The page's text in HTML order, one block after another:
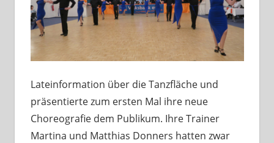
Lateinformation über die Tanzfläche und
präsentierte zum ersten Mal ihre neue
Choreografie dem Publikum. Ihre Trainer
Martina und Matthias Donners hatten zwar